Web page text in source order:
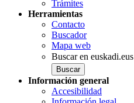
Trámites
Herramientas
Contacto
Buscador
Mapa web
Buscar en euskadi.eus
Información general
Accesibilidad